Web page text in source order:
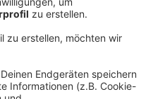
zusammen mit einer
Benzins sperren -